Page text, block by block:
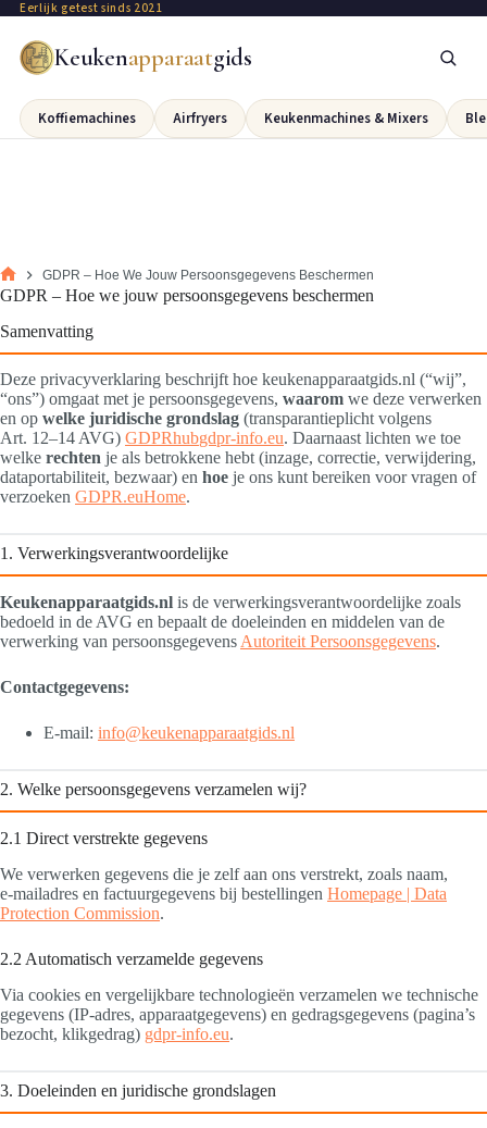
Eerlijk getest sinds 2021
Keukenapparaatgids
Koffiemachines Airfryers Keukenmachines & Mixers
GDPR – Hoe We Jouw Persoonsgegevens Beschermen
GDPR – Hoe we jouw persoonsgegevens beschermen
Samenvatting
Deze privacyverklaring beschrijft hoe keukenapparaatgids.nl (“wij”,
“ons”) omgaat met je persoonsgegevens, waarom we deze verwerken
en op welke juridische grondslag (transparantieplicht volgens
Art. 12–14 AVG) GDPRhubgdpr-info.eu. Daarnaast lichten we toe
welke rechten je als betrokkene hebt (inzage, correctie, verwijdering,
dataportabiliteit, bezwaar) en hoe je ons kunt bereiken voor vragen of
verzoeken GDPR.euHome.
1. Verwerkingsverantwoordelijke
Keukenapparaatgids.nl is de verwerkingsverantwoordelijke zoals
bedoeld in de AVG en bepaalt de doeleinden en middelen van de
verwerking van persoonsgegevens Autoriteit Persoonsgegevens.
Contactgegevens:
E‑mail: info@keukenapparaatgids.nl
2. Welke persoonsgegevens verzamelen wij?
2.1 Direct verstrekte gegevens
We verwerken gegevens die je zelf aan ons verstrekt, zoals naam,
e‑mailadres en factuurgegevens bij bestellingen Homepage | Data
Protection Commission.
2.2 Automatisch verzamelde gegevens
Via cookies en vergelijkbare technologieën verzamelen we technische
gegevens (IP‑adres, apparaatgegevens) en gedragsgegevens (pagina’s
bezocht, klikgedrag) gdpr-info.eu.
3. Doeleinden en juridische grondslagen